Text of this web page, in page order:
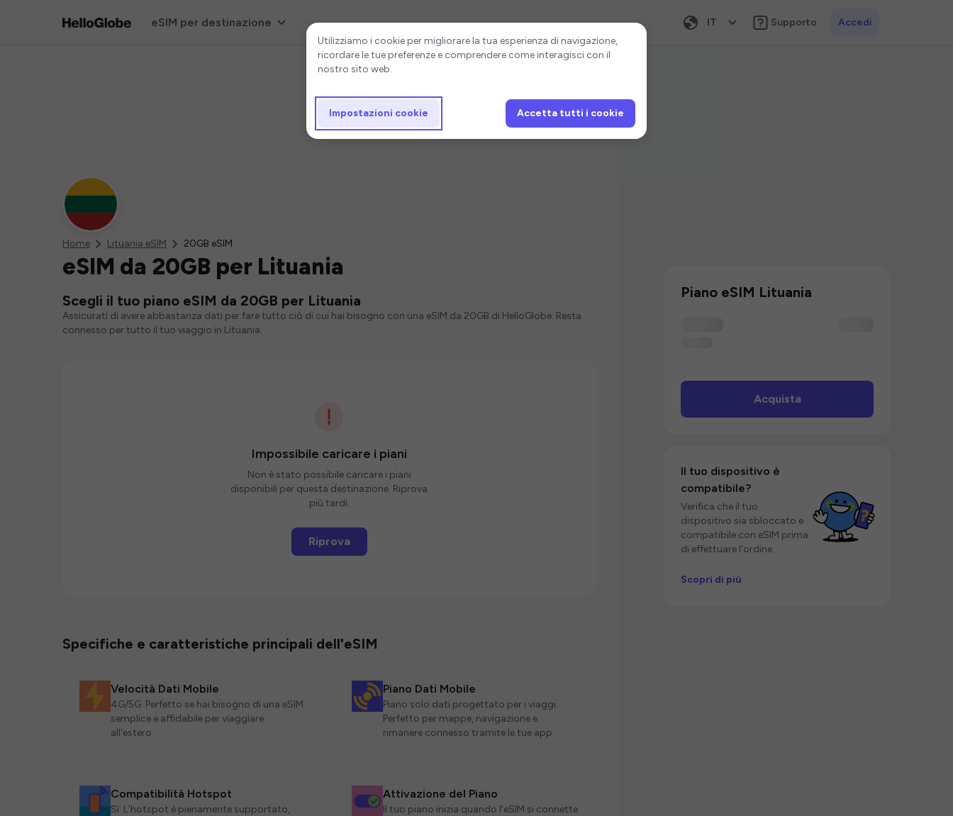
eSIM per destinazione IT Supporto Accedi
Home Lituania eSIM 20GB eSIM
eSIM da 20GB per Lituania
Scegli il tuo piano eSIM da 20GB per Lituania
Assicurati di avere abbastanza dati per fare tutto ciò di cui hai bisogno con una eSIM da 20GB di HelloGlobe. Resta
connesso per tutto il tuo viaggio in Lituania.
Impossibile caricare i piani
Non è stato possibile caricare i piani
disponibili per questa destinazione. Riprova
più tardi.
Riprova
Specifiche e caratteristiche principali dell'eSIM
Velocità Dati Mobile
4G/5G. Perfetto se hai bisogno di una eSIM
semplice e affidabile per viaggiare
all'estero.
Piano Dati Mobile
Piano solo dati progettato per i viaggi.
Perfetto per mappe, navigazione e
rimanere connesso tramite le tue app.
Compatibilità Hotspot
Sì. L'hotspot è pienamente supportato,
Attivazione del Piano
Il tuo piano inizia quando l'eSIM si connette
Piano eSIM Lituania
Acquista
Il tuo dispositivo è
compatibile?
Verifica che il tuo
dispositivo sia sbloccato e
compatibile con eSIM prima
di effettuare l'ordine.
Scopri di più
Impostazioni cookie
Utilizziamo i cookie per migliorare la tua esperienza di navigazione,
ricordare le tue preferenze e comprendere come interagisci con il
nostro sito web.
Impostazioni cookie Accetta tutti i cookie